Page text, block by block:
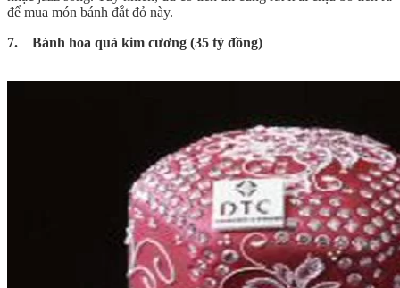
để mua món bánh đắt đỏ này.
7. Bánh hoa quả kim cương (35 tỷ đồng)